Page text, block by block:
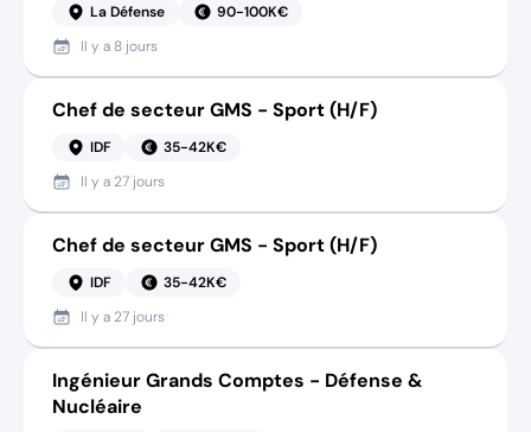
La Défense
90-100K€
Il y a 8 jours
Chef de secteur GMS - Sport (H/F)
IDF
35-42K€
Il y a 27 jours
Chef de secteur GMS - Sport (H/F)
IDF
35-42K€
Il y a 27 jours
Ingénieur Grands Comptes - Défense &
Nucléaire